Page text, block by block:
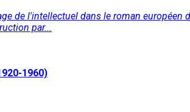
de l'intellectuel dans le roman
par...
1960)